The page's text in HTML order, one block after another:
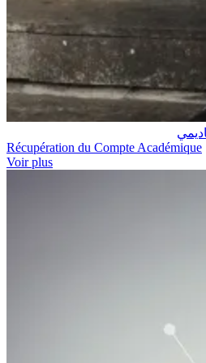
Récupération du Compte Académique
Voir plus